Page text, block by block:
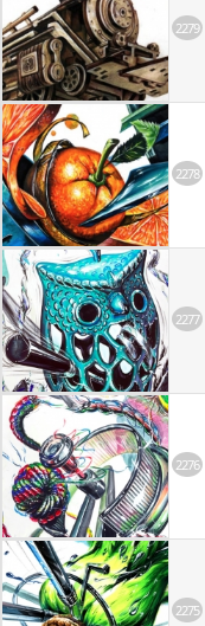
2279
2278
2277
2276
2275